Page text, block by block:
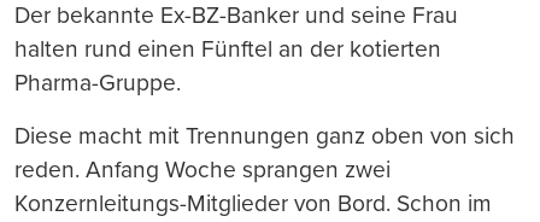
Der bekannte Ex-BZ-Banker und seine Frau
halten rund einen Fünftel an der kotierten
Pharma-Gruppe.
Diese macht mit Trennungen ganz oben von sich
reden. Anfang Woche sprangen zwei
Konzernleitungs-Mitglieder von Bord. Schon im